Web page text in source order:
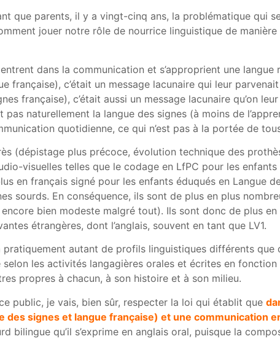
que parents, il y a vingt-cinq ans, la problématique qui
jouer notre rôle de nourrice linguistique de
dans la communication et s’approprient une langue
française), c’était un message lacunaire qui leur
française), c’était aussi un message lacunaire qu’on
naturellement la langue des signes (à moins de
quotidienne, ce qui n’est pas à la portée de
(dépistage plus précoce, évolution technique des
visuelles telles que le codage en LfPC pour les
en français signé pour les enfants éduqués en Langue
sourds. En conséquence, ils sont de plus en plus
bien modeste malgré tout). Ils sont donc de plus
étrangères, dont l’anglais, souvent en tant que LV1.
autant de profils linguistiques différents que
les activités langagières orales et écrites en
propres à chacun, à son histoire et à son milieu.
public, je vais, bien sûr, respecter la loi qui établit que
signes et langue française) et une communication
bilingue qu’il s’exprime en anglais oral, puisque la